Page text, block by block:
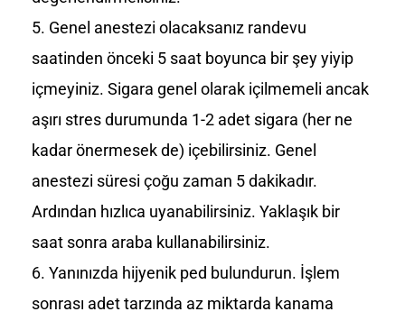
Genel anestezi olacaksanız randevu
saatinden önceki 5 saat boyunca bir şey yiyip
içmeyiniz. Sigara genel olarak içilmemeli ancak
aşırı stres durumunda 1-2 adet sigara (her ne
kadar önermesek de) içebilirsiniz. Genel
anestezi süresi çoğu zaman 5 dakikadır.
Ardından hızlıca uyanabilirsiniz. Yaklaşık bir
saat sonra araba kullanabilirsiniz.
Yanınızda hijyenik ped bulundurun. İşlem
sonrası adet tarzında az miktarda kanama